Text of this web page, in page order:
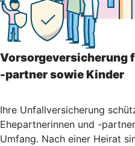
Vorsorgeversicherung
-partner sowie Kinder
Ihre Unfallversicherung
Ehepartnerinnen und -
Umfang. Nach einer Heirat